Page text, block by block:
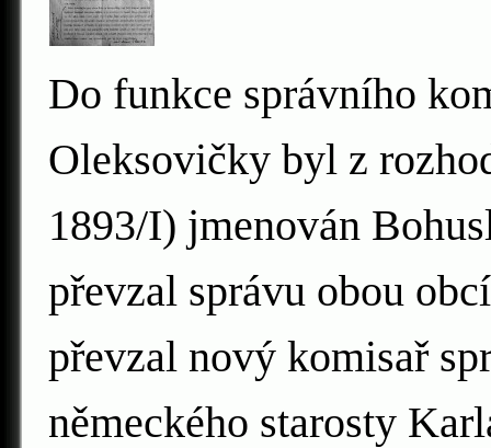
Do funkce správního
Oleksovičky byl z
1893/I) jmenován
převzal správu obou
převzal nový komisař
německého starosty